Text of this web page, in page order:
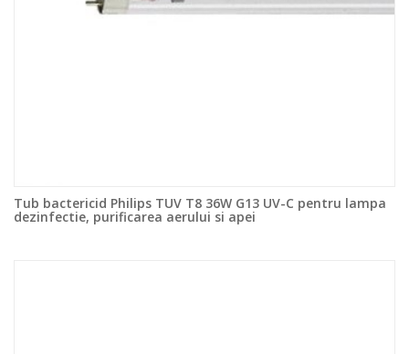
Tub bactericid Philips TUV T8 36W G13 UV-C pentru lampa
dezinfectie, purificarea aerului si apei